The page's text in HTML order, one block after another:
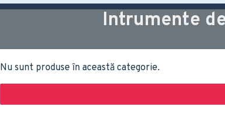
Intrumente
Nu sunt produse în această categorie.